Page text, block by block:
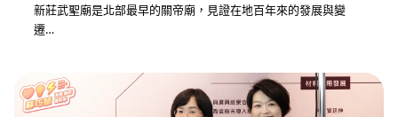
新莊武聖廟是北部最早的關帝廟，見證在地百年來的發展與變
遷…